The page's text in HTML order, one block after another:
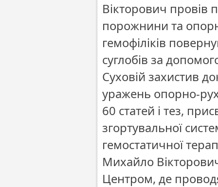
Вікторович провів
порожнини та
гемофіліків
суглобів за
Суховій захистив
уражень опорно-
60 статей і тез,
згортувальної
гемостатичної
Михайло
Центром, де